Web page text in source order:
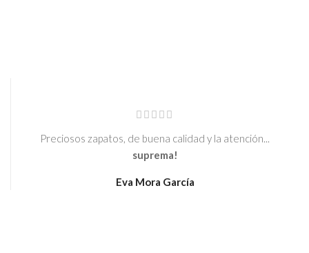
Preciosos zapatos, de buena calidad y la atención...
suprema!
Eva Mora García